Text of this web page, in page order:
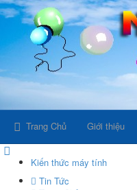
Trang Chủ Giới thiệu
Kiến thức máy tính
Tin Tức